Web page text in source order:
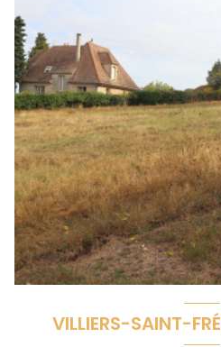
VILLIERS-SAINT-